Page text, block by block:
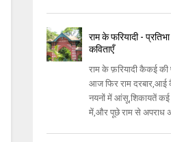
राम के फरियादी -
कविताएँ
राम के फ़रियादी कैकई की
आज फिर राम दरबार,आई
नयनों में आंसू,शिकायतें कई
में,और पूछे राम से अपराध